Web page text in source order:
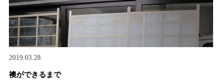
2019.03.28
襖ができるまで